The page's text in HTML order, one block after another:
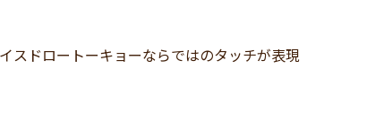
スドロートーキョーならではのタッチが表現